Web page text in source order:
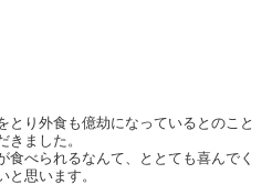
とり外食も億劫になっているとのこと
ました。
べられるなんて、ととても喜んでく
思います。